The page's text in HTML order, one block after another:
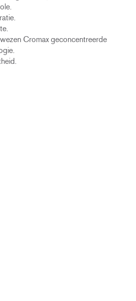
Cromax geconcentreerde